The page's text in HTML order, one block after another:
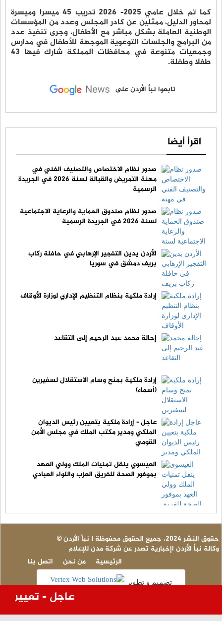
كما تم خلال عامي 2025- 2026 تدريب 45 ميسرا وميسرة
لمحاور الدليل، ممثلين عن كادر المجلس وعدد من المؤسسات
الوطنية العاملة بشكل مباشر مع الأطفال، وجرى تنفيذ عدد
من البرامج والجلسات التوعوية الموجهة للأطفال في مدارس
وجمعيات متنوعة في محافظات المملكة شارك فيها 43
طفلا وطفلة.
تابعوا نبأ الأردن على
اقرأ أيضا
صدور نظام الاختصاص والتصنيف الفني في
مهنة التمريض والقبالة لسنة 2026 في الجريدة
الرسمية
صدور نظام صندوق الحماية والرعاية الاجتماعية
لسنة 2026 في الجريدة الرسمية
الأردن يدين التفجير الإرهابي في حافلة ركاب
بريف دمشق في سوريا
إرادة ملكية بنظام التنظيم الإداري لوزارة الأوقاف
إحالة محمد عبد الرحيم إلى التقاعد
إرادة ملكية بمنح وسام الاستقلال لسفيرين
(أسماء)
عاجل - إرادة ملكية بتعيين رئيس الديوان
الملكي ومدير مكتب الملك في مجلس الأمن
القومي
العيسوي ينقل تمنيات الملك وولي العهد
بموفور الصحة للفريق العزب واللواء العبادي
عاجل - تعيين
© حقوق النشر 2024، جميع الحقوق محفوظة | نبأ الأردن
وكالة نبأ الأردن اإخبارية تصدر عن شركة مدن للإعلام
اتصل بنا
من نحن الرئيسية
تصميم و تطوير